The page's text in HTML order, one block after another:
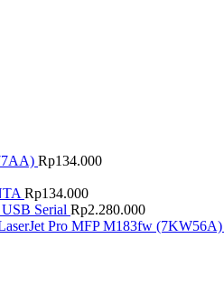
Rp134.000
Rp134.000
Serial Rp2.280.000
Pro MFP M183fw (7KW56A)